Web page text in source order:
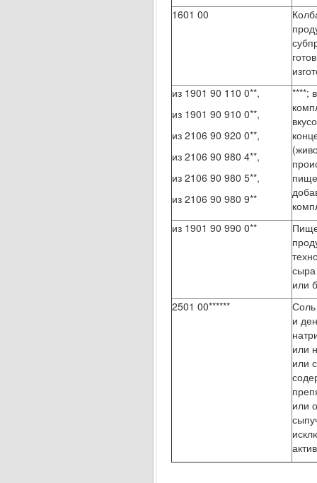
1601 00
из 1901 90 110 0**,
из 1901 90 910 0**,
из 2106 90 920 0**,
из 2106 90 980 4**,
из 2106 90 980 5**,
из 2106 90 980 9**
****;
из 1901 90 990 0**
или
2501 00******
и
или
или
или